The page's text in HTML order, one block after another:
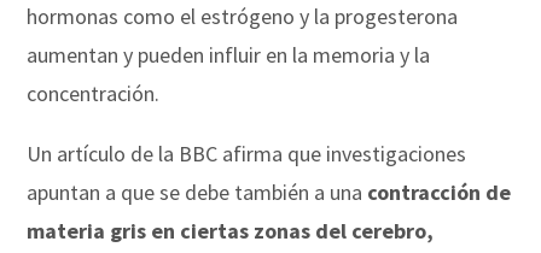
hormonas como el estrógeno y la progesterona
aumentan y pueden influir en la memoria y la
concentración.
Un artículo de la BBC afirma que investigaciones
apuntan a que se debe también a una contracción de
materia gris en ciertas zonas del cerebro,